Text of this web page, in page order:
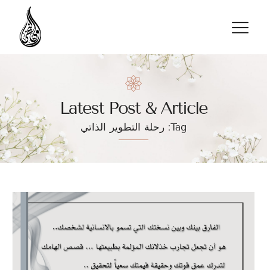
Latest Post & Article
Tag: رحلة التطوير الذاتي